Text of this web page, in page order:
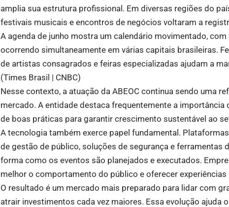
amplia sua estrutura profissional. Em diversas regiões do
festivais musicais e encontros de negócios voltaram a
A agenda de junho mostra um calendário movimentado,
ocorrendo simultaneamente em várias capitais brasileiras.
de artistas consagrados e feiras especializadas ajudam a
(Times Brasil | CNBC)
Nesse contexto, a atuação da ABEOC continua sendo uma
mercado. A entidade destaca frequentemente a importância
de boas práticas para garantir crescimento sustentável ao
A tecnologia também exerce papel fundamental.
de gestão de público, soluções de segurança e ferramentas
forma como os eventos são planejados e executados.
melhor o comportamento do público e oferecer experiências
O resultado é um mercado mais preparado para lidar com
atrair investimentos cada vez maiores. Essa evolução ajuda